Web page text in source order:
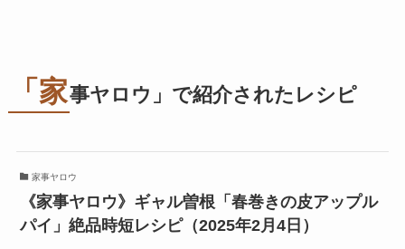
「家事ヤロウ」で紹介されたレシピ
家事ヤロウ
《家事ヤロウ》ギャル曽根「春巻きの皮アップル
パイ」絶品時短レシピ（2025年2月4日）